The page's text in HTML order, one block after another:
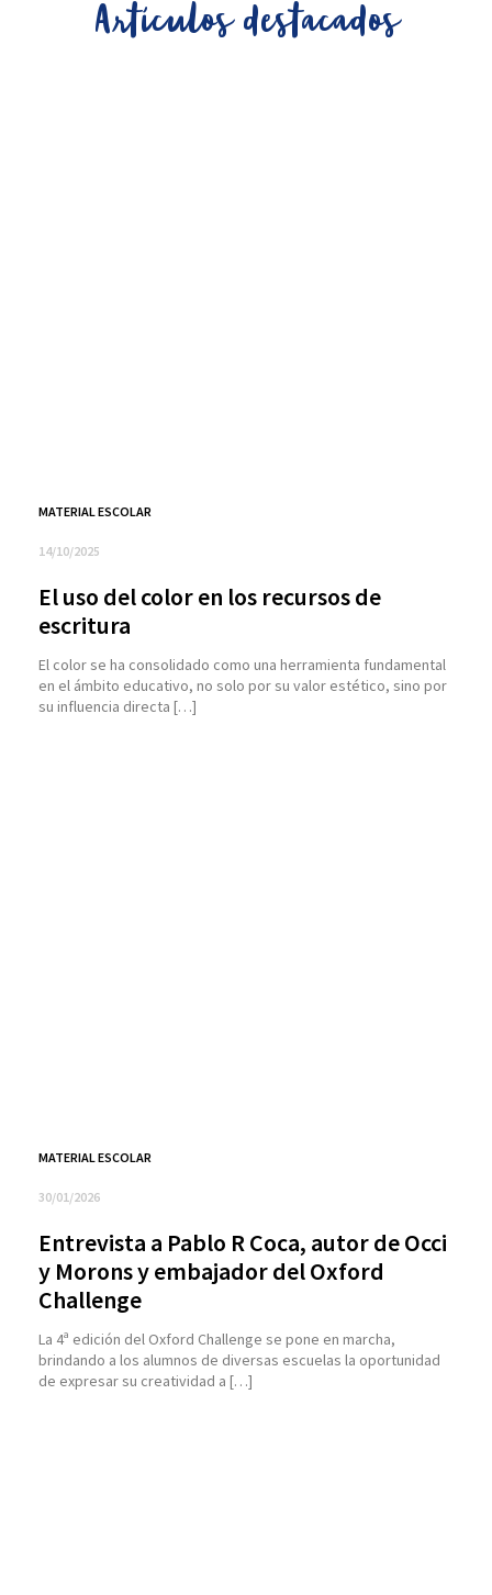
Artículos destacados
MATERIAL ESCOLAR
14/10/2025
El uso del color en los recursos de
escritura
El color se ha consolidado como una herramienta fundamental
en el ámbito educativo, no solo por su valor estético, sino por
su influencia directa […]
MATERIAL ESCOLAR
30/01/2026
Entrevista a Pablo R Coca, autor de Occi
y Morons y embajador del Oxford
Challenge
La 4ª edición del Oxford Challenge se pone en marcha,
brindando a los alumnos de diversas escuelas la oportunidad
de expresar su creatividad a […]